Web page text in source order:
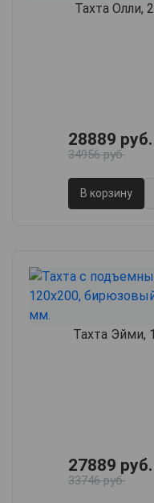
Тахта Олли,
28889 руб.
34956 руб.
В корзину
Тахта Эйми,
27889 руб.
33746 руб.